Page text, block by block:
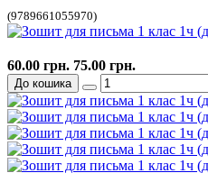
(9789661055970)
60.00 грн. 75.00 грн.
До кошика